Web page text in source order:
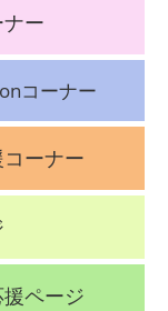
ー
コーナー
ーナー
ページ